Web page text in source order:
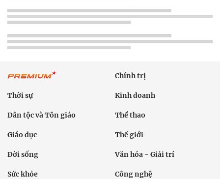
Chính trị
Thời sự Kinh doanh
Dân tộc và Tôn giáo Thể thao
Giáo dục Thế giới
Đời sống Văn hóa - Giải trí
Sức khỏe Công nghệ